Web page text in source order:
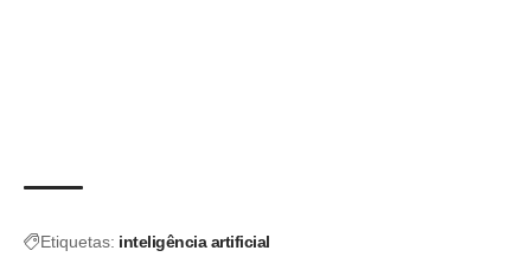
Etiquetas: inteligência artificial